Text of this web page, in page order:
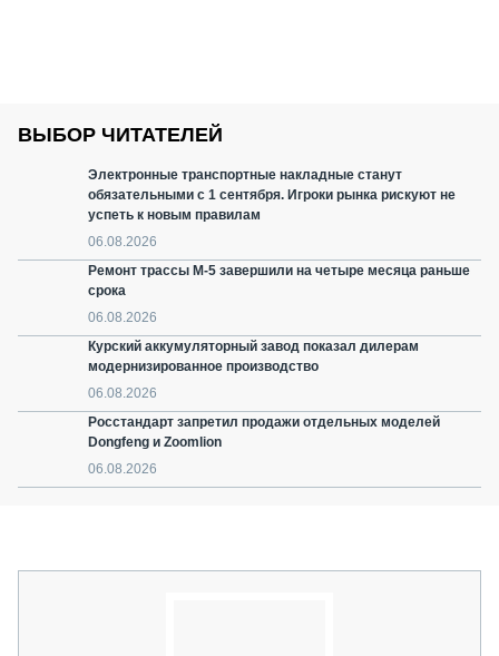
ВЫБОР ЧИТАТЕЛЕЙ
Электронные транспортные накладные станут
обязательными с 1 сентября. Игроки рынка рискуют не
успеть к новым правилам
06.08.2026
Ремонт трассы М-5 завершили на четыре месяца раньше
срока
06.08.2026
Курский аккумуляторный завод показал дилерам
модернизированное производство
06.08.2026
Росстандарт запретил продажи отдельных моделей
Dongfeng и Zoomlion
06.08.2026